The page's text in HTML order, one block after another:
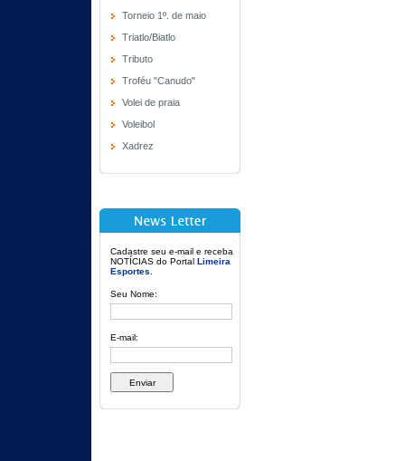
Torneio 1º. de maio
Triatlo/Biatlo
Tributo
Troféu "Canudo"
Volei de praia
Voleibol
Xadrez
Cadastre seu e-mail e receba
NOTÍCIAS do Portal Limeira
Esportes
Seu Nome:
E-mail: